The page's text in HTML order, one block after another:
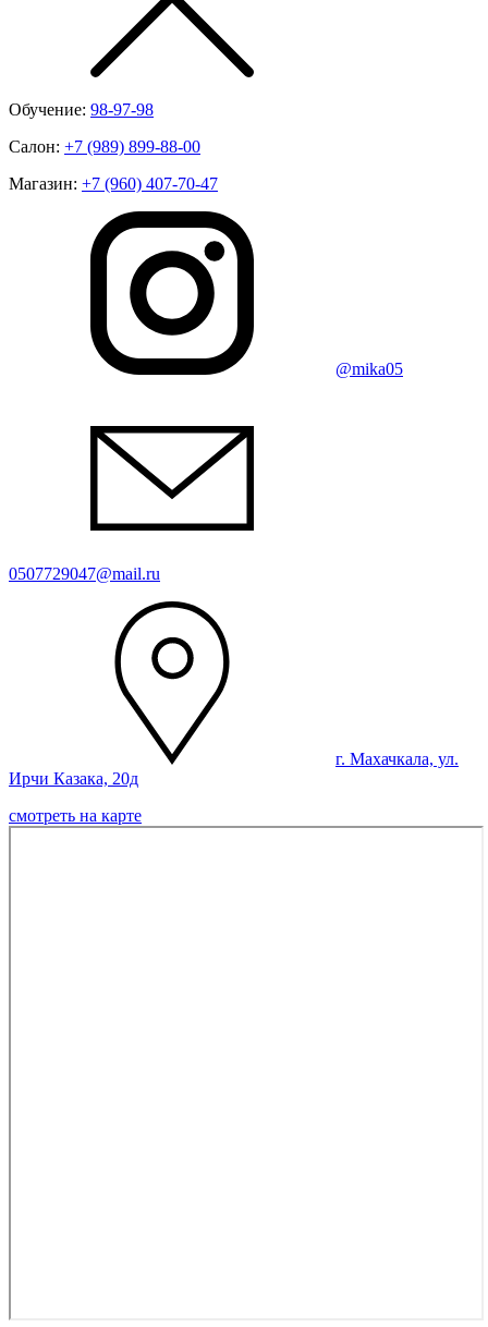
Обучение: 98-97-98
Салон: +7 (989) 899-88-00
Магазин: +7 (960) 407-70-47
@mika05
0507729047@mail.ru
г. Махачкала, ул.
Ирчи Казака, 20д
смотреть на карте